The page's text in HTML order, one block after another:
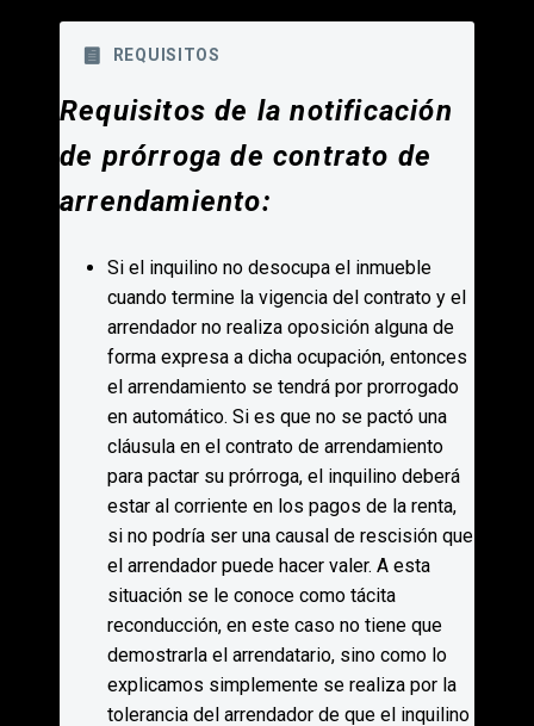
REQUISITOS
Requisitos de la notificación
de prórroga de contrato de
arrendamiento:
Si el inquilino no desocupa el inmueble
cuando termine la vigencia del contrato y el
arrendador no realiza oposición alguna de
forma expresa a dicha ocupación, entonces
el arrendamiento se tendrá por prorrogado
en automático. Si es que no se pactó una
cláusula en el contrato de arrendamiento
para pactar su prórroga, el inquilino deberá
estar al corriente en los pagos de la renta,
si no podría ser una causal de rescisión que
el arrendador puede hacer valer. A esta
situación se le conoce como tácita
reconducción, en este caso no tiene que
demostrarla el arrendatario, sino como lo
explicamos simplemente se realiza por la
tolerancia del arrendador de que el inquilino